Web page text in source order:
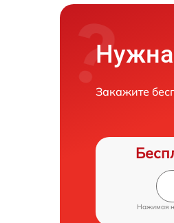
Нужна
Закажите
Нажимая